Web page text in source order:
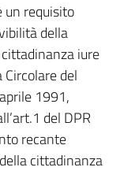
un requisito
della
iure
del
1991,
del DPR
recante
cittadinanza